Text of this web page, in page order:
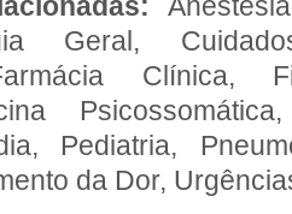
Geral,
Clínica,
Pediatria,
da Dor,